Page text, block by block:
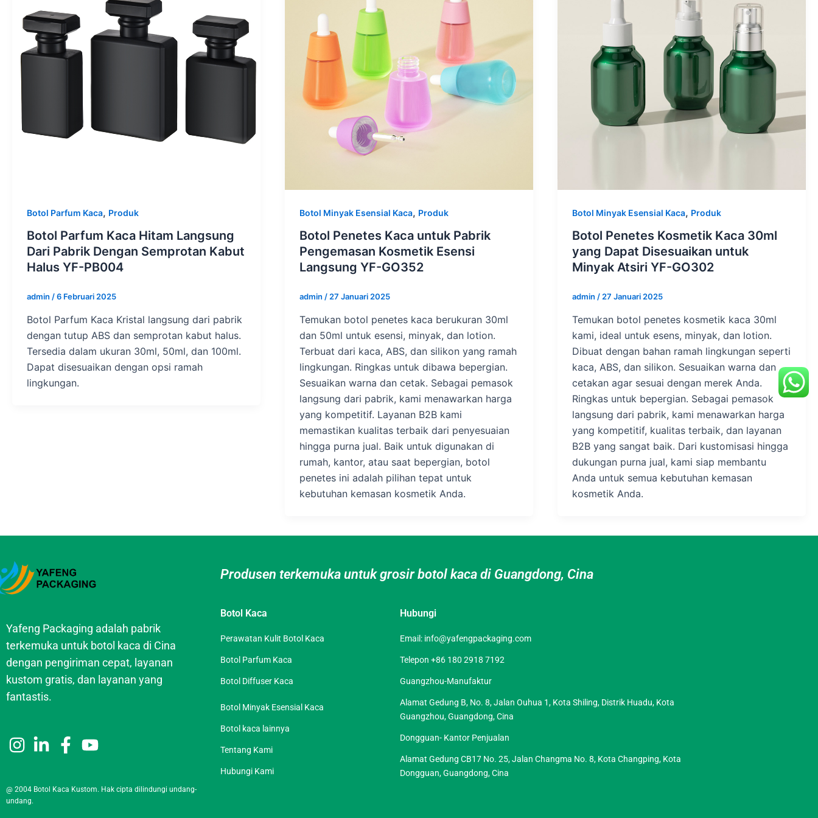
Botol Parfum Kaca, Produk
Botol Parfum Kaca Hitam Langsung
Dari Pabrik Dengan Semprotan Kabut
Halus YF-PB004
admin /6 Februari 2025
Botol Parfum Kaca Kristal langsung dari pabrik
dengan tutup ABS dan semprotan kabut halus.
Tersedia dalam ukuran 30ml, 50ml, dan 100ml.
Dapat disesuaikan dengan opsi ramah
lingkungan.
Botol Minyak Esensial Kaca, Produk
Botol Penetes Kaca untuk Pabrik
Pengemasan Kosmetik Esensi
Langsung YF-GO352
admin /27 Januari 2025
Temukan botol penetes kaca berukuran 30ml
dan 50ml untuk esensi, minyak, dan lotion.
Terbuat dari kaca, ABS, dan silikon yang ramah
lingkungan. Ringkas untuk dibawa bepergian.
Sesuaikan warna dan cetak. Sebagai pemasok
langsung dari pabrik, kami menawarkan harga
yang kompetitif. Layanan B2B kami
memastikan kualitas terbaik dari penyesuaian
hingga purna jual. Baik untuk digunakan di
rumah, kantor, atau saat bepergian, botol
penetes ini adalah pilihan tepat untuk
kebutuhan kemasan kosmetik Anda.
Botol Minyak Esensial Kaca, Produk
Botol Penetes Kosmetik Kaca 30ml
yang Dapat Disesuaikan untuk
Minyak Atsiri YF-GO302
admin /27 Januari 2025
Temukan botol penetes kosmetik kaca 30ml
kami, ideal untuk esens, minyak, dan lotion.
Dibuat dengan bahan ramah lingkungan seperti
kaca, ABS, dan silikon. Sesuaikan warna dan
cetakan agar sesuai dengan merek Anda.
Ringkas untuk bepergian. Sebagai pemasok
langsung dari pabrik, kami menawarkan harga
yang kompetitif, kualitas terbaik, dan layanan
B2B yang sangat baik. Dari kustomisasi hingga
dukungan purna jual, kami siap membantu
Anda untuk semua kebutuhan kemasan
kosmetik Anda.
Yafeng Packaging adalah pabrik
terkemuka untuk botol kaca di Cina
dengan pengiriman cepat, layanan
kustom gratis, dan layanan yang
fantastis.
@ 2004 Botol Kaca Kustom. Hak cipta dilindungi undang-
undang.
Produsen terkemuka untuk grosir botol kaca di Guangdong, Cina
Botol Kaca
Perawatan Kulit Botol Kaca
Botol Parfum Kaca
Botol Diffuser Kaca
Botol Minyak Esensial Kaca
Botol kaca lainnya
Tentang Kami
Hubungi Kami
Hubungi
Email: info@yafengpackaging.com
Telepon +86 180 2918 7192
Guangzhou-Manufaktur
Alamat Gedung B, No. 8, Jalan Ouhua 1, Kota Shiling, Distrik Huadu, Kota
Guangzhou, Guangdong, Cina
Dongguan- Kantor Penjualan
Alamat Gedung CB17 No. 25, Jalan Changma No. 8, Kota Changping, Kota
Dongguan, Guangdong, Cina